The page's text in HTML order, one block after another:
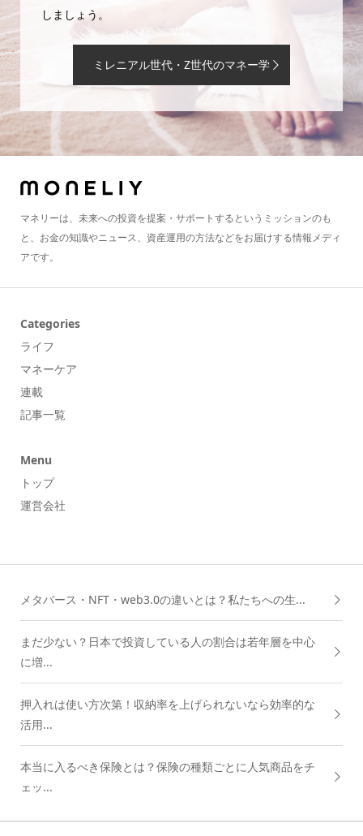
しましょう。
ミレニアル世代・Z世代のマネー学
マネリーは、未来への投資を提案・サポートするというミッションのも
と、お金の知識やニュース、資産運用の方法などをお届けする情報メディ
アです。
Categories
ライフ
マネーケア
連載
記事一覧
Menu
トップ
運営会社
メタバース・NFT・web3.0の違いとは？私たちへの生...
まだ少ない？日本で投資している人の割合は若年層を中心
に増...
押入れは使い方次第！収納率を上げられないなら効率的な
活用...
本当に入るべき保険とは？保険の種類ごとに人気商品をチ
ェッ...